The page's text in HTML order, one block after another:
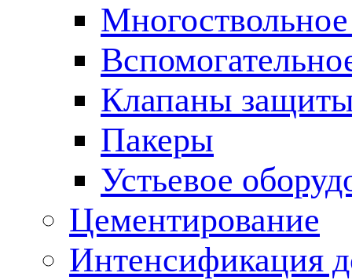
Клапаны
Пакеры
Устьевое
Цементирование
Интенсификация